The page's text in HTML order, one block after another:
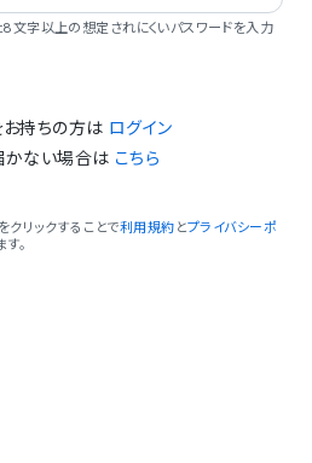
字以上の想定されにくいパスワードを入力
お持ちの方は ログイン
かない場合は こちら
クリックすることで利用規約 とプライバシーポ
。